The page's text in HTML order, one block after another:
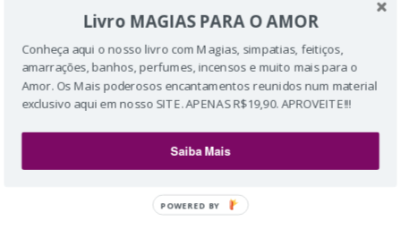
Livro MAGIAS PARA O AMOR
Conheça aqui o nosso livro com Magias, simpatias, feitiços,
amarrações, banhos, perfumes, incensos e muito mais para o
Amor. Os Mais poderosos encantamentos reunidos num material
exclusivo aqui em nosso SITE. APENAS R$19,90. APROVEITE!!!
Saiba Mais
POWERED BY